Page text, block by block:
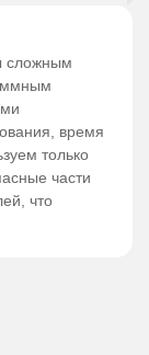
сложным
время
только
части
что